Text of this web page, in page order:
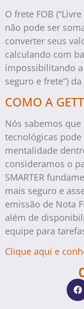
O frete FOB
não pode ser
converter seus
calculando com
impossibilitando a
seguro e frete”)
COMO A
Nós sabemos
tecnológicas
mentalidade
consideramos o
SMARTER
mais seguro e
emissão de Nota
além de
equipe para
Clique aqui e